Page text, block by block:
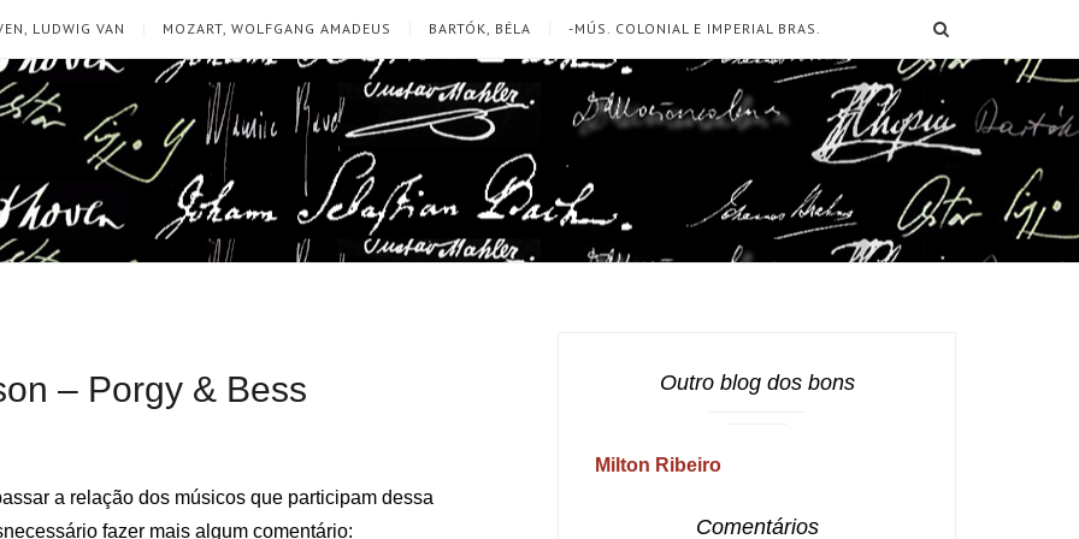
LUDWIG VAN MOZART, WOLFGANG AMADEUS BARTÓK, BÉLA -MÚS. COLONIAL E IMPERIAL BRAS.
– Porgy & Bess
a relação dos músicos que participam dessa
fazer mais algum comentário:
Outro blog dos bons
Milton Ribeiro
Comentários